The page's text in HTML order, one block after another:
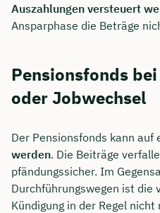
Auszahlungen versteuert
Ansparphase die Beträge
Pensionsfonds
oder Jobwechsel
Der Pensionsfonds kann auf
werden. Die Beiträge
pfändungssicher. Im
Durchführungswegen ist die
Kündigung in der Regel